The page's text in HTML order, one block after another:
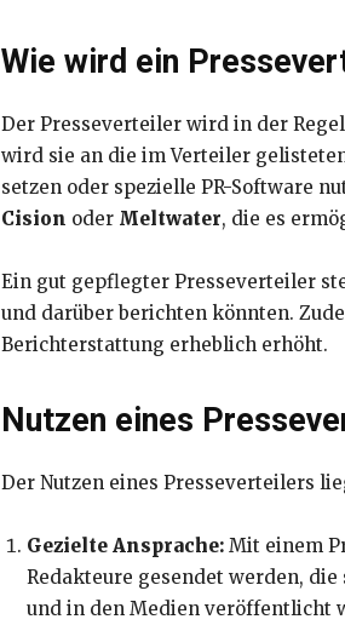
Wie wird ein
Der Presseverteiler wird in der
wird sie an die im Verteiler
setzen oder spezielle PR-Software
Cision oder Meltwater, die es
Ein gut gepflegter Presseverteiler
und darüber berichten könnten.
Berichterstattung erheblich erhöht.
Nutzen eines
Der Nutzen eines Presseverteilers
Gezielte Ansprache: Mit einem
Redakteure gesendet werden,
und in den Medien veröffentlicht